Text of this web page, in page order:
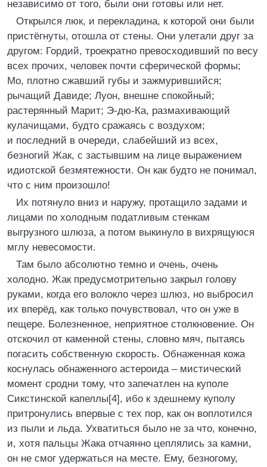
независимо от того, были они готовы или нет.
Открылся люк, и перекладина, к которой они были
пристёгнуты, отошла от стены. Они улетали друг за
другом: Гордий, троекратно превосходивший по весу
всех прочих, человек почти сферической формы;
Мо, плотно сжавший губы и зажмурившийся;
рычащий Давиде; Луон, внешне спокойный;
растерянный Марит; Э-дю-Ка, размахивающий
кулачищами, будто сражаясь с воздухом;
и последний в очереди, слабейший из всех,
безногий Жак, с застывшим на лице выражением
идиотской безмятежности. Он как будто не понимал,
что с ним произошло!
Их потянуло вниз и наружу, протащило задами и
лицами по холодным податливым стенкам
выгрузного шлюза, а потом выкинуло в вихрящуюся
мглу невесомости.
Там было абсолютно темно и очень, очень
холодно. Жак предусмотрительно закрыл голову
руками, когда его волокло через шлюз, но выбросил
их вперёд, как только почувствовал, что он уже в
пещере. Болезненное, неприятное столкновение. Он
отскочил от каменной стены, словно мяч, пытаясь
погасить собственную скорость. Обнаженная кожа
коснулась обнаженного астероида – мистический
момент сродни тому, что запечатлен на куполе
Сикстинской капеллы[4], ибо к здешнему куполу
притронулись впервые с тех пор, как он воплотился
из пыли и льда. Ухватиться было не за что, конечно,
и, хотя пальцы Жака отчаянно цеплялись за камни,
он не смог удержаться на месте. Ему, безногому,